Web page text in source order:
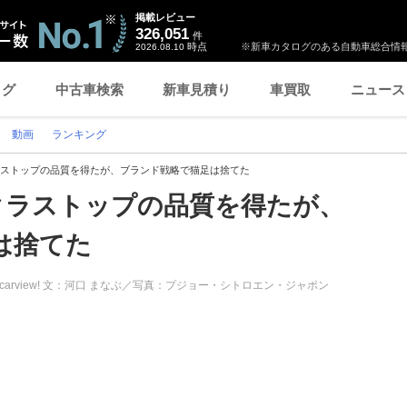
※新車カタログのある自動車総合情
掲載レビュー
326,051 件
2026.08.10 時点
中古車検索 新車見積り 車買取 ニュース
動画 ランキング
トップの品質を得たが、ブランド戦略で猫足は捨てた
ストップの品質を得たが、
捨てた
carview! 文：河口 まなぶ／写真：プジョー・シトロエン・ジャポン